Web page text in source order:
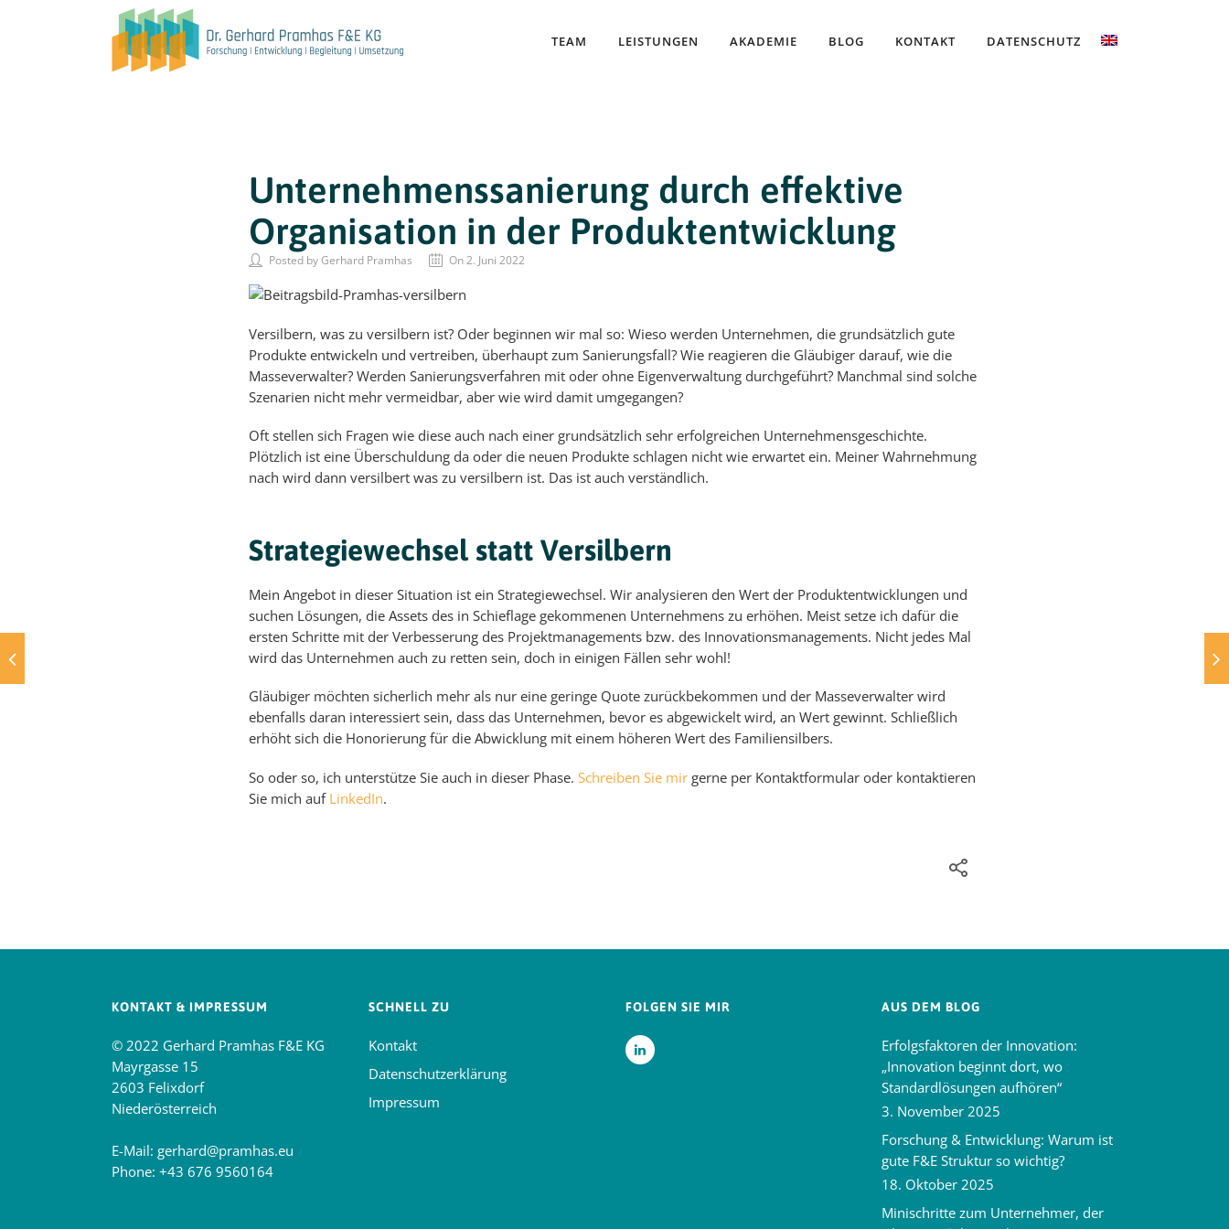
TEAM LEISTUNGEN AKADEMIE BLOG KONTAKT DATENSCHUTZ
Unternehmenssanierung durch effektive
Organisation in der Produktentwicklung
Posted by Gerhard Pramhas On 2. Juni 2022
Versilbern, was zu versilbern ist? Oder beginnen wir mal so: Wieso werden Unternehmen, die grundsätzlich gute
Produkte entwickeln und vertreiben, überhaupt zum Sanierungsfall? Wie reagieren die Gläubiger darauf, wie die
Masseverwalter? Werden Sanierungsverfahren mit oder ohne Eigenverwaltung durchgeführt? Manchmal sind solche
Szenarien nicht mehr vermeidbar, aber wie wird damit umgegangen?
Oft stellen sich Fragen wie diese auch nach einer grundsätzlich sehr erfolgreichen Unternehmensgeschichte.
Plötzlich ist eine Überschuldung da oder die neuen Produkte schlagen nicht wie erwartet ein. Meiner Wahrnehmung
nach wird dann versilbert was zu versilbern ist. Das ist auch verständlich.
Strategiewechsel statt Versilbern
Mein Angebot in dieser Situation ist ein Strategiewechsel. Wir analysieren den Wert der Produktentwicklungen und
suchen Lösungen, die Assets des in Schieflage gekommenen Unternehmens zu erhöhen. Meist setze ich dafür die
ersten Schritte mit der Verbesserung des Projektmanagements bzw. des Innovationsmanagements. Nicht jedes Mal
wird das Unternehmen auch zu retten sein, doch in einigen Fällen sehr wohl!
Gläubiger möchten sicherlich mehr als nur eine geringe Quote zurückbekommen und der Masseverwalter wird
ebenfalls daran interessiert sein, dass das Unternehmen, bevor es abgewickelt wird, an Wert gewinnt. Schließlich
erhöht sich die Honorierung für die Abwicklung mit einem höheren Wert des Familiensilbers.
So oder so, ich unterstütze Sie auch in dieser Phase. Schreiben Sie mir gerne per Kontaktformular oder kontaktieren
Sie mich auf LinkedIn.
KONTAKT & IMPRESSUM
© 2022 Gerhard Pramhas F&E KG
Mayrgasse 15
2603 Felixdorf
Niederösterreich
E-Mail: gerhard@pramhas.eu
Phone: +43 676 9560164
SCHNELL ZU
Kontakt
Datenschutzerklärung
Impressum
FOLGEN SIE MIR AUS DEM BLOG
Erfolgsfaktoren der Innovation:
„Innovation beginnt dort, wo
Standardlösungen aufhören“
3. November 2025
Forschung & Entwicklung: Warum ist
gute F&E Struktur so wichtig?
18. Oktober 2025
Minischritte zum Unternehmer, der